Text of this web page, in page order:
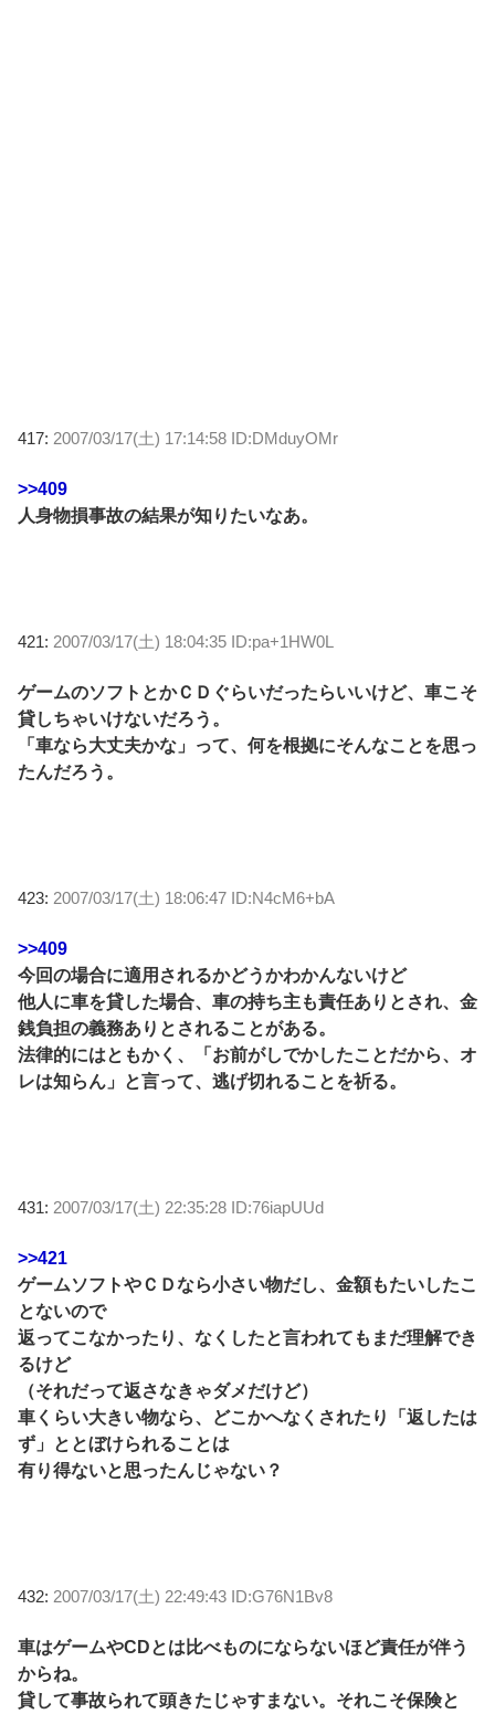
417: 2007/03/17(土) 17:14:58 ID:DMduyOMr
>>409
人身物損事故の結果が知りたいなあ。
421: 2007/03/17(土) 18:04:35 ID:pa+1HW0L
ゲームのソフトとかＣＤぐらいだったらいいけど、車こそ
貸しちゃいけないだろう。
「車なら大丈夫かな」って、何を根拠にそんなことを思っ
たんだろう。
423: 2007/03/17(土) 18:06:47 ID:N4cM6+bA
>>409
今回の場合に適用されるかどうかわかんないけど
他人に車を貸した場合、車の持ち主も責任ありとされ、金
銭負担の義務ありとされることがある。
法律的にはともかく、「お前がしでかしたことだから、オ
レは知らん」と言って、逃げ切れることを祈る。
431: 2007/03/17(土) 22:35:28 ID:76iapUUd
>>421
ゲームソフトやＣＤなら小さい物だし、金額もたいしたこ
とないので
返ってこなかったり、なくしたと言われてもまだ理解でき
るけど
（それだって返さなきゃダメだけど）
車くらい大きい物なら、どこかへなくされたり「返したは
ず」ととぼけられることは
有り得ないと思ったんじゃない？
432: 2007/03/17(土) 22:49:43 ID:G76N1Bv8
車はゲームやCDとは比べものにならないほど責任が伴う
からね。
貸して事故られて頭きたじゃすまない。それこそ保険と